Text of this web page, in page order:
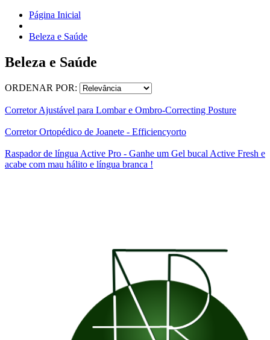
Página Inicial
Beleza e Saúde
Beleza e Saúde
ORDENAR POR:
Corretor Ajustável para Lombar e Ombro-Correcting Posture
Corretor Ortopédico de Joanete - Efficiencyorto
Raspador de língua Active Pro - Ganhe um Gel bucal Active Fresh e
acabe com mau hálito e língua branca !